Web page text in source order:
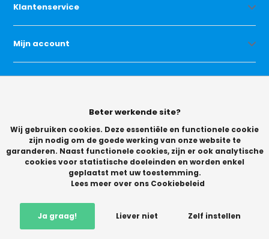
Klantenservice
Mijn account
Categorieën
Vikingchoice.nl - Scherpe prijzen! Ruime keuze9.2- Trusted
Beter werkende site?
Wij gebruiken cookies. Deze essentiële en functionele cookie
zijn nodig om de goede werking van onze website te
garanderen. Naast functionele cookies, zijn er ook analytische
cookies voor statistische doeleinden en worden enkel
geplaatst met uw toestemming.
Lees meer over ons Cookiebeleid
Ja graag! Liever niet Zelf instellen